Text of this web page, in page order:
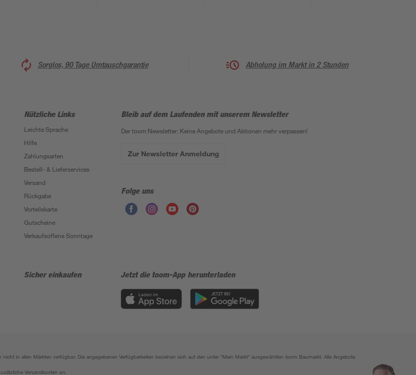
Sorglos, 90 Tage Umtauschgarantie Abholung im Markt in 2 Stunden
Nützliche Links
Leichte Sprache
Hilfe
Zahlungsarten
Bestell- & Lieferservices
Versand
Rückgabe
Vorteilskarte
Gutscheine
Verkaufsoffene Sonntage
Bleib auf dem Laufenden mit unserem Newsletter
Der toom Newsletter: Keine Angebote und Aktionen mehr verpassen!
Zur Newsletter Anmeldung
Folge uns
Sicher einkaufen Jetzt die toom-App herunterladen
in allen Märkten verfügbar. Die angegebenen Verfügbarkeiten beziehen sich auf den unter "Mein Markt" ausgewählten toom Baumarkt. Alle Angebote
Versandkosten an.